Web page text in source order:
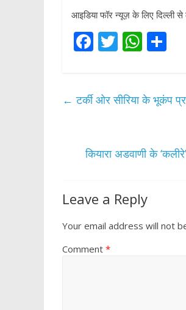
आइडिया फॉर न्यूज़ के लिए दिल्ली से
F
b
k
T
er
W
s
p
e
← टर्की ओर सीरिया के भूकंप
कियारा अडवाणी के
Leave a Reply
Your email address will not
Comment *